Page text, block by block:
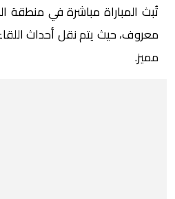
تُبث المباراة مباشرة في منطقة
معروف، حيث يتم نقل أحداث
مميز.